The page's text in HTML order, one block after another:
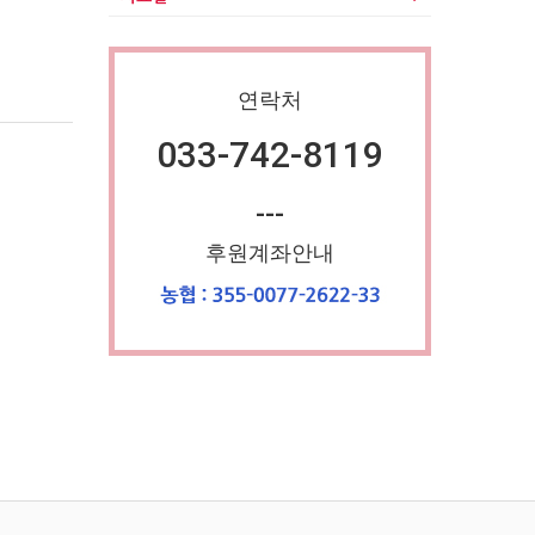
연락처
033-742-8119
---
후원계좌안내